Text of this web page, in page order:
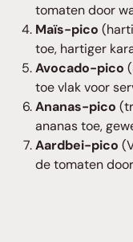
tomaten door
Maïs-pico
toe, hartiger
Avocado-pico
toe vlak voor
Ananas-pico
ananas toe,
Aardbei-pico
de tomaten